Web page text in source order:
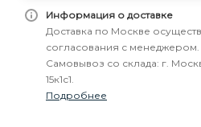
Информация о доставке
Доставка по Москве
согласования с менеджером.
Самовывоз со склада: г.
15к1с1.
Подробнее